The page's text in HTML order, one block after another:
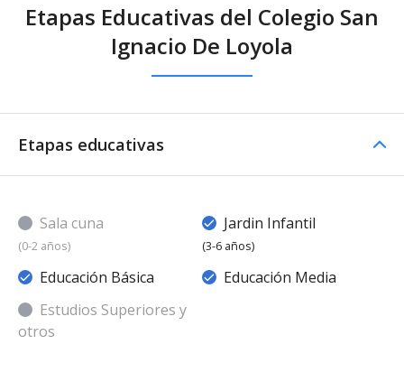
Etapas Educativas del Colegio San
Ignacio De Loyola
Etapas educativas
Sala cuna
(0-2 años)
Jardin Infantil
(3-6 años)
Educación Básica
Educación Media
Estudios Superiores y
otros